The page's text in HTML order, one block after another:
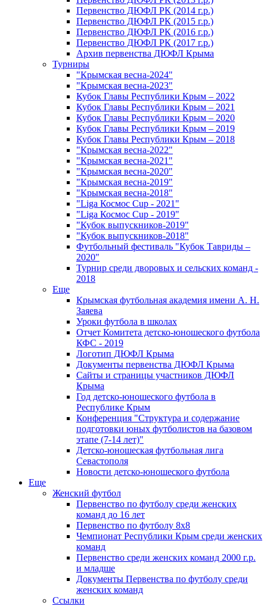
Первенство ДЮФЛ РК (2014 г.р.)
Первенство ДЮФЛ РК (2015 г.р.)
Первенство ДЮФЛ РК (2016 г.р.)
Первенство ДЮФЛ РК (2017 г.р.)
Архив первенства ДЮФЛ Крыма
Турниры
"Крымская весна-2024"
"Крымская весна-2023"
Кубок Главы Республики Крым – 2022
Кубок Главы Республики Крым – 2021
Кубок Главы Республики Крым – 2020
Кубок Главы Республики Крым – 2019
Кубок Главы Республики Крым – 2018
"Крымская весна-2022"
"Крымская весна-2021"
"Крымская весна-2020"
"Крымская весна-2019"
"Крымская весна-2018"
"Liga Космос Cup - 2021"
"Liga Космос Cup - 2019"
"Кубок выпускников-2019"
"Кубок выпускников-2018"
Футбольный фестиваль "Кубок Тавриды –
2020"
Турнир среди дворовых и сельских команд -
2018
Еще
Крымская футбольная академия имени А. Н.
Заяева
Уроки футбола в школах
Отчет Комитета детско-юношеского футбола
КФС - 2019
Логотип ДЮФЛ Крыма
Документы первенства ДЮФЛ Крыма
Сайты и страницы участников ДЮФЛ
Крыма
Год детско-юношеского футбола в
Республике Крым
Конференция "Структура и содержание
подготовки юных футболистов на базовом
этапе (7-14 лет)"
Детско-юношеская футбольная лига
Севастополя
Новости детско-юношеского футбола
Еще
Женский футбол
Первенство по футболу среди женских
команд до 16 лет
Первенство по футболу 8х8
Чемпионат Республики Крым среди женских
команд
Первенство среди женских команд 2000 г.р.
и младше
Документы Первенства по футболу среди
женских команд
Ссылки